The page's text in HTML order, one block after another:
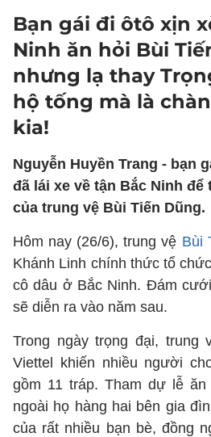
Bạn gái đi ôtô xịn
Ninh ăn hỏi Bùi
nhưng lạ thay
hộ tống mà là
kia!
Nguyễn Huyền Trang - bạn
đã lái xe về tận Bắc Ninh để
của trung vệ Bùi Tiến Dũng.
Hôm nay (26/6), trung vệ Bùi
Khánh Linh chính thức tổ
cô dâu ở Bắc Ninh. Đám
sẽ diễn ra vào năm sau.
Trong ngày trọng đại, trung
Viettel khiến nhiều người
gồm 11 tráp. Tham dự lễ
ngoài họ hàng hai bên gia
của rất nhiều bạn bè, đồng